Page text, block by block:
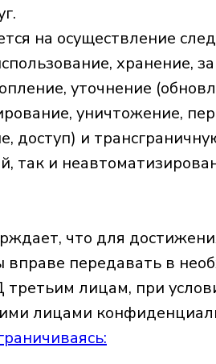
на осуществление
хранение,
уточнение
уничтожение,
доступ) и
так и
что для
передавать в
лицам, при
лицами